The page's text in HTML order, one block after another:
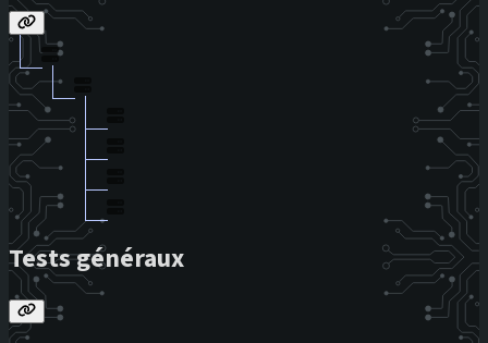
Tests généraux